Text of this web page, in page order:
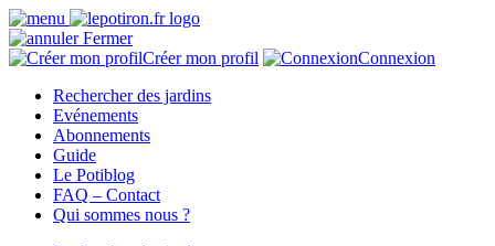
Fermer
Créer mon profil
Connexion
Rechercher des jardins
Evénements
Abonnements
Guide
Le Potiblog
FAQ – Contact
Qui sommes nous ?